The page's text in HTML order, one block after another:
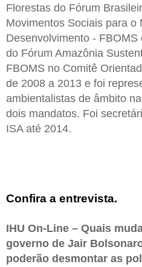
Florestas do Fórum
Movimentos Sociais para o
Desenvolvimento -
do Fórum Amazônia
FBOMS no Comitê
de 2008 a 2013 e foi
ambientalistas de âmbito
dois mandatos. Foi
ISA até 2014.
Confira a entrevista.
IHU On-Line – Quais
governo de Jair
poderão desmontar as